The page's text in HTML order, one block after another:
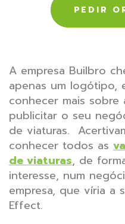
PEDIR
A empresa Builbro
apenas um logótipo,
conhecer mais
publicitar o seu
de viaturas.
conhecer todos as
de viaturas, de
interesse, num
empresa, que víria a
Effect.